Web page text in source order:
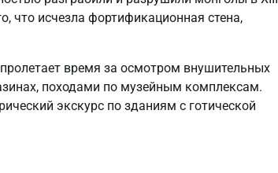
что исчезла фортификационная стена,
время за осмотром внушительных
походами по музейным комплексам.
экскурс по зданиям с готической